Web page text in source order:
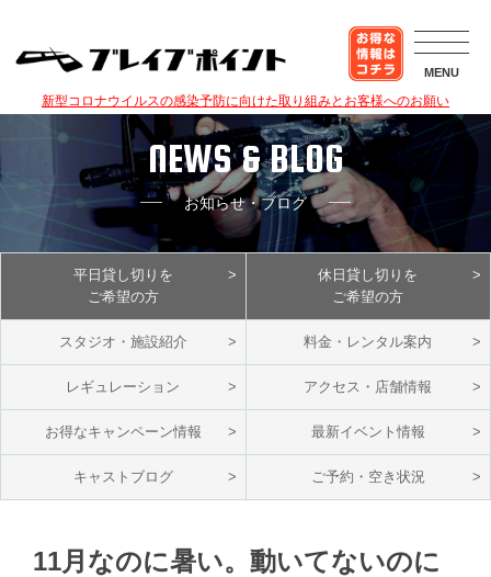
MENU
新型コロナウイルスの感染予防に向けた取り組みとお客様へのお願い
NEWS & BLOG
お知らせ・ブログ
平日貸し切りを
ご希望の方
休日貸し切りを
ご希望の方
スタジオ・施設紹介 料金・レンタル案内
レギュレーション アクセス・店舗情報
お得なキャンペーン情報 最新イベント情報
キャストブログ ご予約・空き状況
11月なのに暑い。動いてないのに